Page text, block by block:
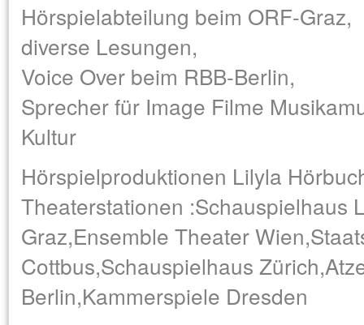
Hörspielabteilung beim ORF-Graz,
diverse Lesungen,
Voice Over beim RBB-Berlin,
Sprecher für Image Filme
Kultur
Hörspielproduktionen Lilyla
Theaterstationen :Schauspielhaus
Graz,Ensemble Theater
Cottbus,Schauspielhaus
Berlin,Kammerspiele Dresden